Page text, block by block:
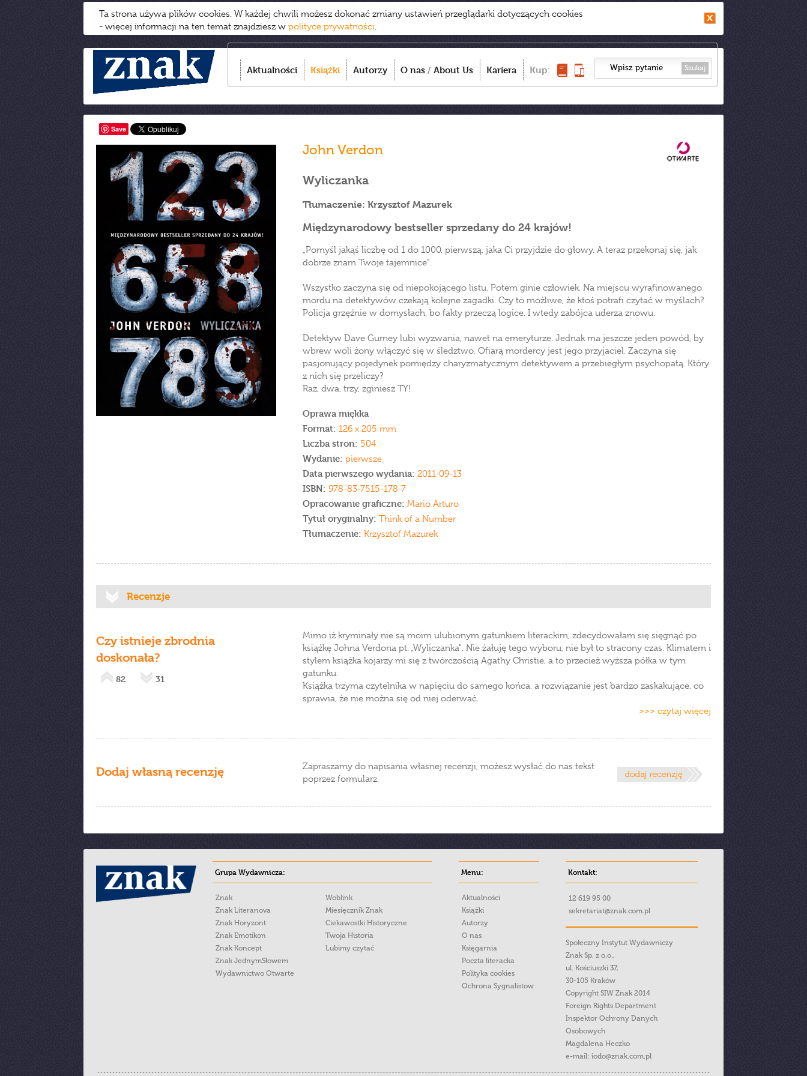
Ta strona używa plików cookies. W każdej chwili możesz dokonać zmiany ustawień przeglądarki dotyczących cookies
- więcej informacji na ten temat znajdziesz w polityce prywatności.
Aktualności Książki Autorzy O nas / About Us Kariera Kup: Szukaj
Save
John Verdon
Wyliczanka
Tłumaczenie: Krzysztof Mazurek
Międzynarodowy bestseller sprzedany do 24 krajów!
„Pomyśl jakąś liczbę od 1 do 1000, pierwszą, jaka Ci przyjdzie do głowy. A teraz przekonaj się, jak
dobrze znam Twoje tajemnice”.
Wszystko zaczyna się od niepokojącego listu. Potem ginie człowiek. Na miejscu wyrafinowanego
mordu na detektywów czekają kolejne zagadki. Czy to możliwe, że ktoś potrafi czytać w myślach?
Policja grzęźnie w domysłach, bo fakty przeczą logice. I wtedy zabójca uderza znowu.
Detektyw Dave Gurney lubi wyzwania, nawet na emeryturze. Jednak ma jeszcze jeden powód, by
wbrew woli żony włączyć się w śledztwo. Ofiarą mordercy jest jego przyjaciel. Zaczyna się
pasjonujący pojedynek pomiędzy charyzmatycznym detektywem a przebiegłym psychopatą. Który
z nich się przeliczy?
Raz, dwa, trzy, zginiesz TY!
Oprawa miękka
Format: 126 x 205 mm
Liczba stron: 504
Wydanie: pierwsze
Data pierwszego wydania: 2011-09-13
ISBN: 978-83-7515-178-7
Opracowanie graficzne: Mario Arturo
Tytuł oryginalny: Think of a Number
Tłumaczenie: Krzysztof Mazurek
Recenzje
Czy istnieje zbrodnia
doskonała?
82 31
Mimo iż kryminały nie są moim ulubionym gatunkiem literackim, zdecydowałam się sięgnąć po
książkę Johna Verdona pt. „Wyliczanka". Nie żałuję tego wyboru, nie był to stracony czas. Klimatem i
stylem książka kojarzy mi się z twórczością Agathy Christie, a to przecież wyższa półka w tym
gatunku.
Książka trzyma czytelnika w napięciu do samego końca, a rozwiązanie jest bardzo zaskakujące, co
sprawia, że nie można się od niej oderwać.
>>> czytaj więcej
Dodaj własną recenzję
Zapraszamy do napisania własnej recenzji, możesz wysłać do nas tekst
poprzez formularz.
Grupa Wydawnicza:
Znak
Znak Literanova
Znak Horyzont
Znak Emotikon
Znak Koncept
Znak JednymSłowem
Wydawnictwo Otwarte
Woblink
Miesięcznik Znak
Ciekawostki Historyczne
Twoja Historia
Lubimy czytać
Menu:
Aktualności
Książki
Autorzy
O nas
Księgarnia
Poczta literacka
Polityka cookies
Ochrona Sygnalistow
Kontakt:
12 619 95 00
sekretariat@znak.com.pl
Społeczny Instytut Wydawniczy
Znak Sp. z o.o.,
ul. Kościuszki 37,
30-105 Kraków
Copyright SIW Znak 2014
Foreign Rights Department
Inspektor Ochrony Danych
Osobowych
Magdalena Heczko
e-mail: iodo@znak.com.pl